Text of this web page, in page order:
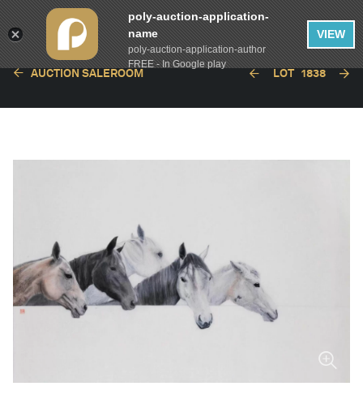
AUCTION SALEROOM LOT 1838
poly-auction-application-
name
poly-auction-application-author
FREE - In Google play
VIEW